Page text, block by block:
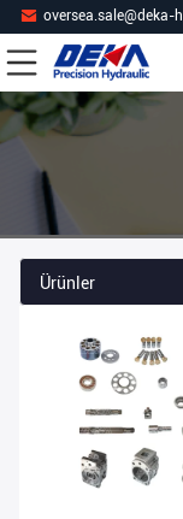
oversea.sale@deka-
Ürünler